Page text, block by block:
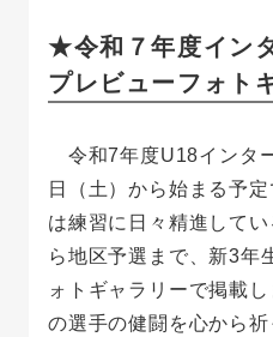
★令和７年度イン
プレビューフォト
令和7年度U18インタ
日（土）から始まる予
は練習に日々精進して
ら地区予選まで、新3年
ォトギャラリーで掲載
の選手の健闘を心から祈